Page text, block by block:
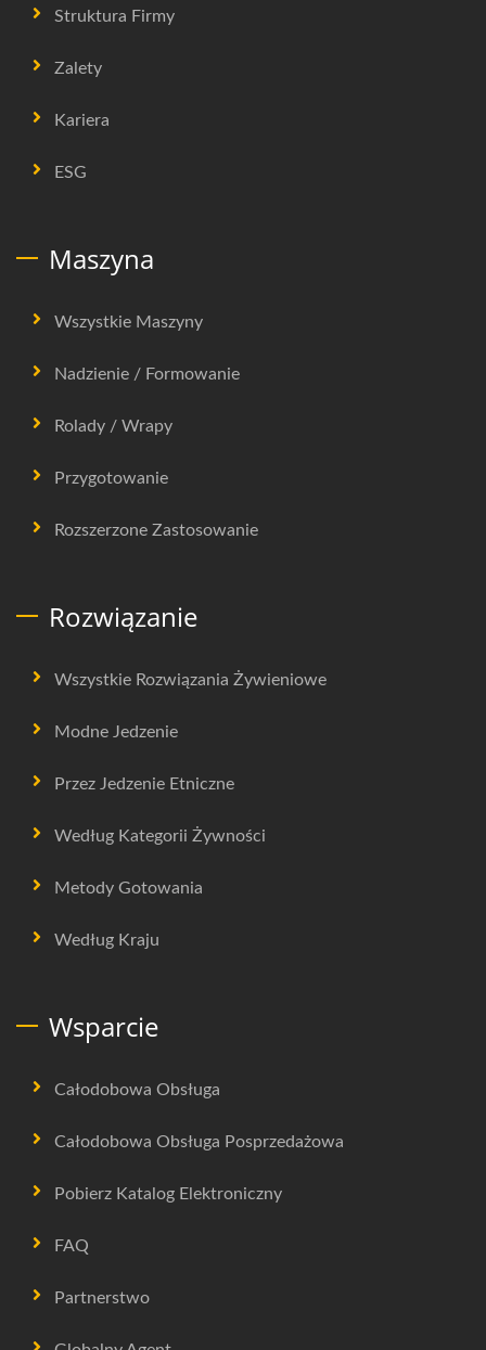
Struktura Firmy
Zalety
Kariera
ESG
Maszyna
Wszystkie Maszyny
Nadzienie / Formowanie
Rolady / Wrapy
Przygotowanie
Rozszerzone Zastosowanie
Rozwiązanie
Wszystkie Rozwiązania Żywieniowe
Modne Jedzenie
Przez Jedzenie Etniczne
Według Kategorii Żywności
Metody Gotowania
Według Kraju
Wsparcie
Całodobowa Obsługa
Całodobowa Obsługa Posprzedażowa
Pobierz Katalog Elektroniczny
FAQ
Partnerstwo